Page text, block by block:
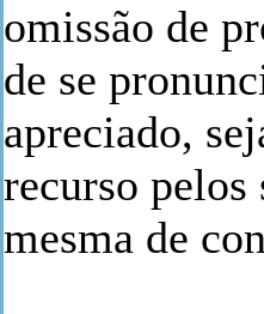
omissão de
de se
apreciado,
recurso pelos
mesma de